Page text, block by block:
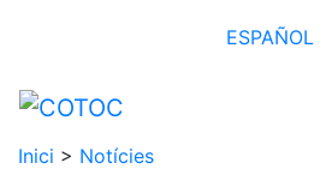
ESPAÑOL
Inici > Notícies